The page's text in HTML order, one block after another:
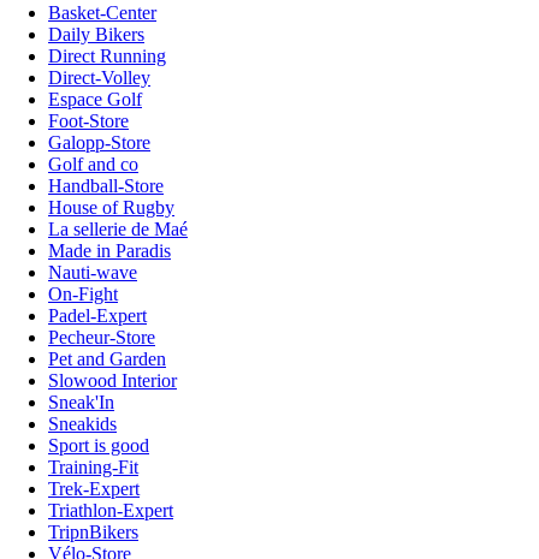
Basket-Center
Daily Bikers
Direct Running
Direct-Volley
Espace Golf
Foot-Store
Galopp-Store
Golf and co
Handball-Store
House of Rugby
La sellerie de Maé
Made in Paradis
Nauti-wave
On-Fight
Padel-Expert
Pecheur-Store
Pet and Garden
Slowood Interior
Sneak'In
Sneakids
Sport is good
Training-Fit
Trek-Expert
Triathlon-Expert
TripnBikers
Vélo-Store